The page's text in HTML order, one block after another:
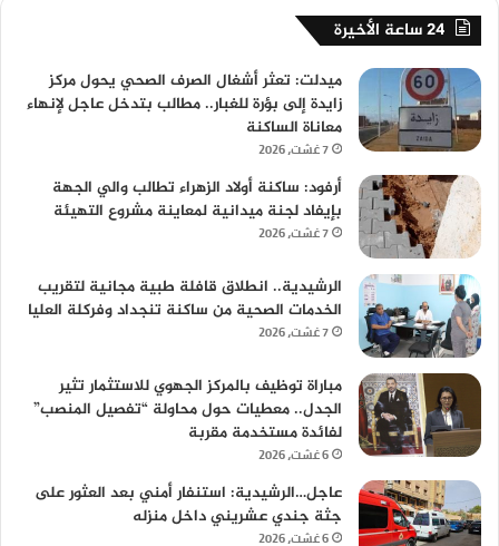
24 ساعة الأخيرة
ميدلت: تعثر أشغال الصرف الصحي يحول مركز
زايدة إلى بؤرة للغبار.. مطالب بتدخل عاجل لإنهاء
معاناة الساكنة
7 غشت، 2026
أرفود: ساكنة أولاد الزهراء تطالب والي الجهة
بإيفاد لجنة ميدانية لمعاينة مشروع التهيئة
7 غشت، 2026
الرشيدية.. انطلاق قافلة طبية مجانية لتقريب
الخدمات الصحية من ساكنة تنجداد وفركلة العليا
7 غشت، 2026
مباراة توظيف بالمركز الجهوي للاستثمار تثير
الجدل.. معطيات حول محاولة “تفصيل المنصب”
لفائدة مستخدمة مقربة
6 غشت، 2026
عاجل…الرشيدية: استنفار أمني بعد العثور على
جثة جندي عشريني داخل منزله
6 غشت، 2026